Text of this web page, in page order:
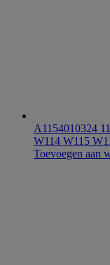
A1154010324
W114 W115
Toevoegen aan